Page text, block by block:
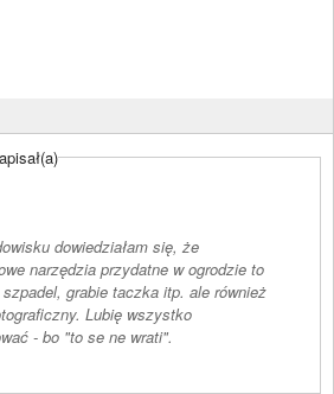
dowiedziałam się, że
narzędzia przydatne w ogrodzie to
grabie taczka itp. ale również
Lubię wszystko
- bo "to se ne wrati".